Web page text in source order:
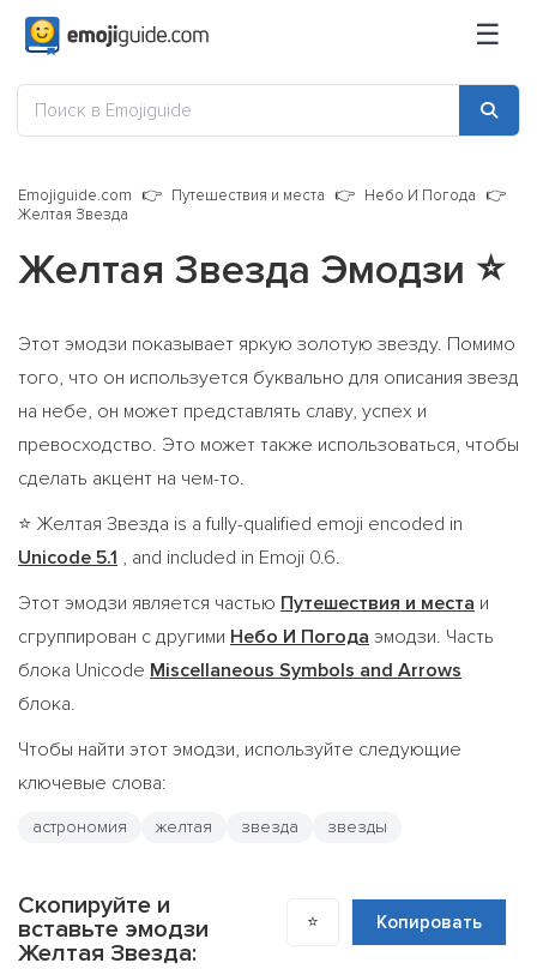
☰
Emojiguide.com Путешествия и места
Небо И Погода
Желтая Звезда
Желтая Звезда Эмодзи ⭐
Этот эмодзи показывает яркую золотую звезду. Помимо
того, что он используется буквально для описания звезд
на небе, он может представлять славу, успех и
превосходство. Это может также использоваться, чтобы
сделать акцент на чем-то.
⭐ Желтая Звезда is a fully-qualified emoji encoded in
Unicode 5.1 , and included in Emoji 0.6.
Этот эмодзи является частью Путешествия и места и
сгруппирован с другими Небо И Погода эмодзи. Часть
блока Unicode Miscellaneous Symbols and Arrows
блока.
Чтобы найти этот эмодзи, используйте следующие
ключевые слова:
астрономия желтая звезда звезды
Скопируйте и
вставьте эмодзи
Желтая Звезда:
⭐ Копировать